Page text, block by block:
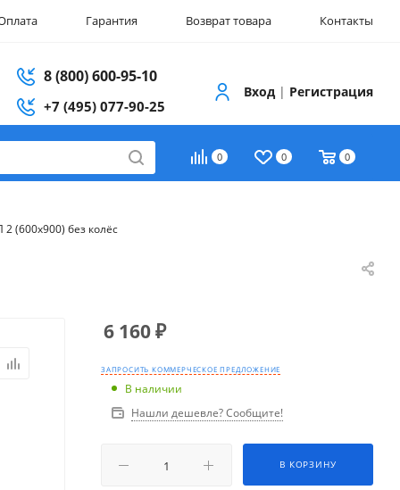
Гарантия Возврат товара Контакты
8 (800) 600-95-10
+7 (495) 077-90-25
Вход | Регистрация
0 0 0
(600х900) без колёс
6 160₽
ЗАПРОСИТЬ КОММЕРЧЕСКОЕ ПРЕДЛОЖЕНИЕ
В наличии
Нашли дешевле? Сообщите!
В КОРЗИНУ